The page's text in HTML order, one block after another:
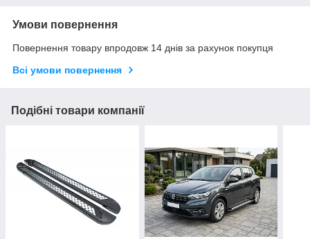
Умови повернення
Повернення товару впродовж 14 днів за рахунок покупця
Всі умови повернення
Подібні товари компанії